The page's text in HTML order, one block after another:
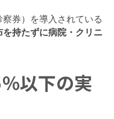
券）を導入されている
を持たずに病院・クリニ
以下の実